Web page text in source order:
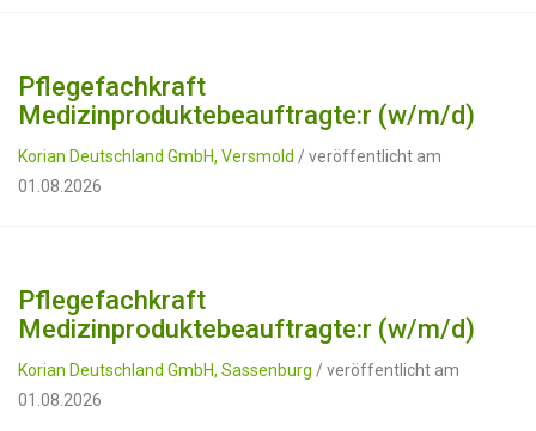
Pflegefachkraft
Medizinproduktebeauftragte:r (w/m/d)
Korian Deutschland GmbH, Versmold / veröffentlicht am
01.08.2026
Pflegefachkraft
Medizinproduktebeauftragte:r (w/m/d)
Korian Deutschland GmbH, Sassenburg / veröffentlicht am
01.08.2026